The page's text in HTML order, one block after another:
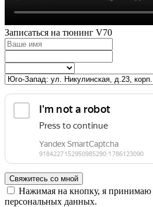
Записаться на тюнинг V70
Свяжитесь со мной
Нажимая на кнопку, я принимаю
персональных данных.